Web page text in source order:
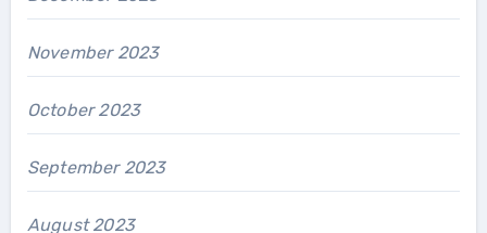
November 2023
October 2023
September 2023
August 2023